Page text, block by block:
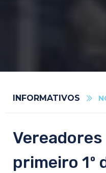
INFORMATIVOS
Vereadores
primeiro 1º